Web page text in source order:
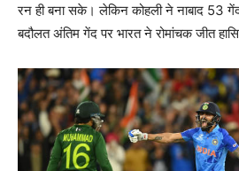
रन ही बना सके। लेकिन कोहली ने नाबाद 53
बदौलत अंतिम गेंद पर भारत ने रोमांचक जीत